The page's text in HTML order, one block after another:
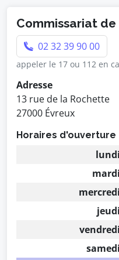
Commissariat
02 32 39 90 00
appeler le 17 ou 112 en
Adresse
13 rue de la Rochette
27000 Évreux
Horaires d'ouverture
lundi
mardi
mercredi
jeudi
vendredi
samedi